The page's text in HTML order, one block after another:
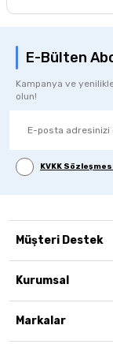
E-Bülten
Kampanya ve
olun!
KVKK
Müşteri Destek
Kurumsal
Markalar